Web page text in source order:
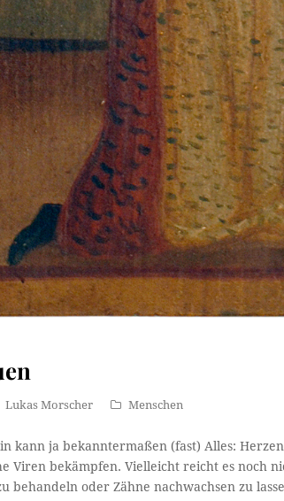
Lukas Morscher Menschen
kann ja bekanntermaßen (fast) Alles:
Viren bekämpfen. Vielleicht reicht es noch
behandeln oder Zähne nachwachsen zu